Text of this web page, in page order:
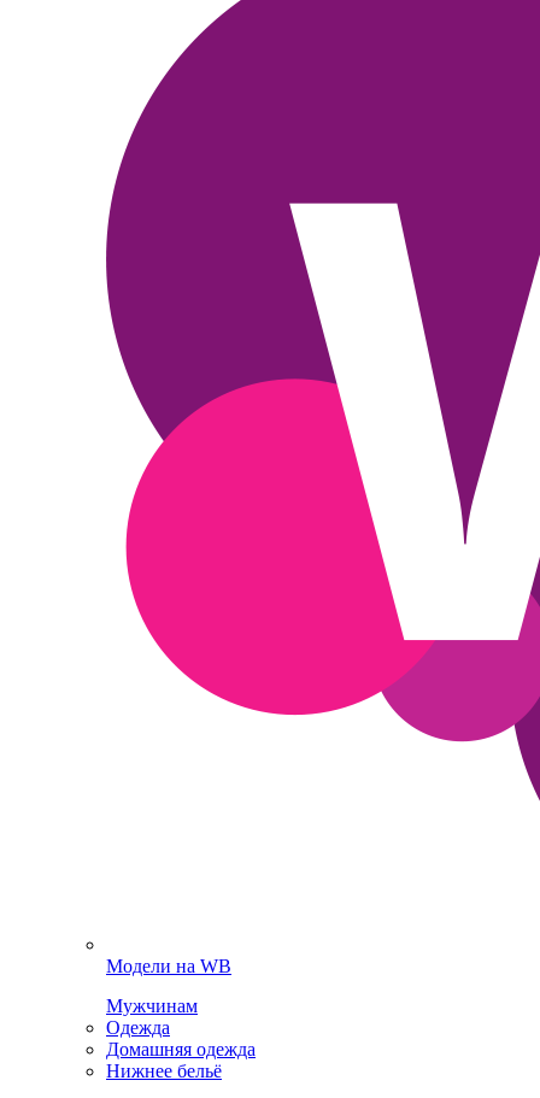
Модели на WB
Мужчинам
Одежда
Домашняя одежда
Нижнее бельё